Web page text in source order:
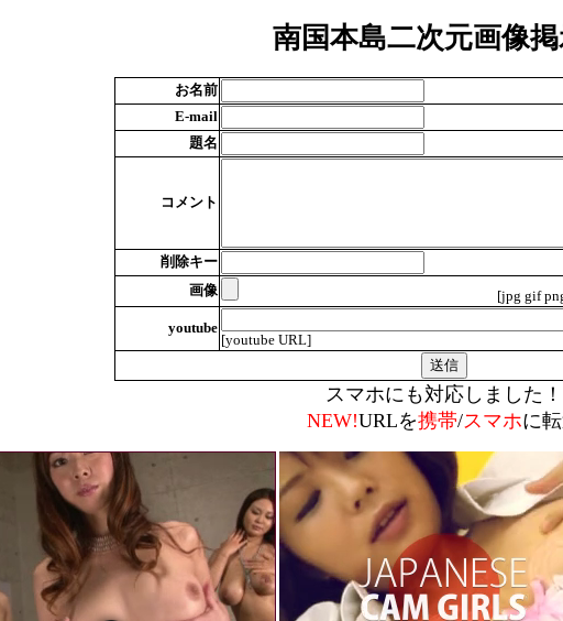
南国本島二次元画像
お名前
E-mail
題名
コメント
削除キー
画像
[jpg gif
youtube
[youtube URL]
スマホにも対応しました！
NEW!URLを携帯/スマホに